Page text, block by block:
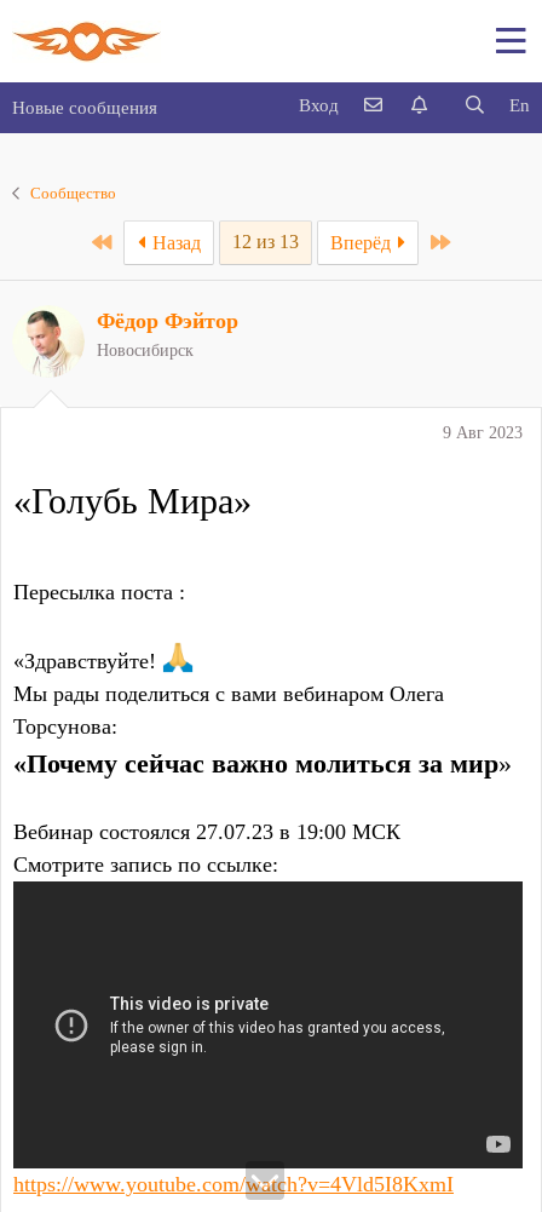
Новые сообщения En
Вход
Сообщество
First Назад 12 из 13 Вперёд Last
9 Авг 2023
«Голубь Мира»
Пересылка поста :
«Здравствуйте!
Мы рады поделиться с вами вебинаром Олега
Торсунова:
«Почему сейчас важно молиться за мир»
Вебинар состоялся 27.07.23 в 19:00 МСК
Смотрите запись по ссылке:
https://www.youtube.com/watch?v=4Vld5I8KxmI
Фёдор Фэйтор
Новосибирск